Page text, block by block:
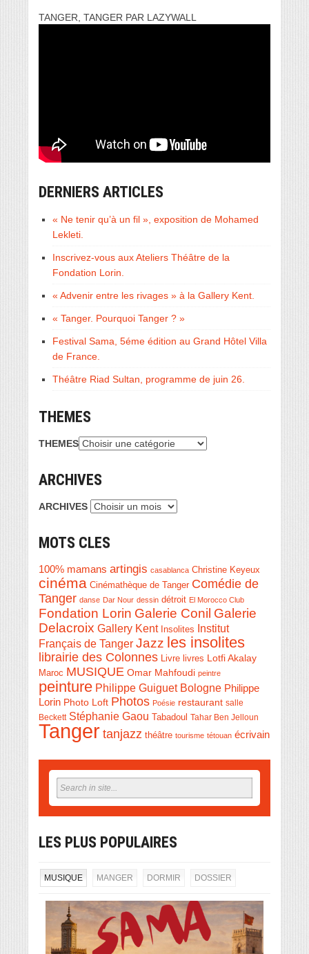
TANGER, TANGER PAR LAZYWALL
DERNIERS ARTICLES
« Ne tenir qu’à un fil », exposition de Mohamed
Lekleti.
Inscrivez-vous aux Ateliers Théâtre de la
Fondation Lorin.
« Advenir entre les rivages » à la Gallery Kent.
« Tanger. Pourquoi Tanger ? »
Festival Sama, 5éme édition au Grand Hôtel Villa
de France.
Théâtre Riad Sultan, programme de juin 26.
THEMES
THEMES
ARCHIVES
ARCHIVES
MOTS CLES
100% mamans artingis casablanca Christine Keyeux
cinéma Cinémathèque de Tanger Comédie de
Tanger danse Dar Nour dessin détroit El Morocco Club
Fondation Lorin Galerie Conil Galerie
Delacroix Gallery Kent Insolites Institut
Français de Tanger Jazz les insolites
librairie des Colonnes Livre livres Lotfi Akalay
Maroc MUSIQUE Omar Mahfoudi peintre
peinture Philippe Guiguet Bologne Philippe
Lorin Photo Loft Photos Poésie restaurant salle
Beckett Stéphanie Gaou Tabadoul Tahar Ben Jelloun
Tanger tanjazz théâtre tourisme tétouan écrivain
LES PLUS POPULAIRES
MUSIQUE MANGER DORMIR DOSSIER